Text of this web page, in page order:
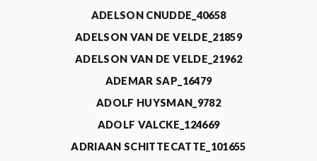
ADELSON CNUDDE_40658
ADELSON VAN DE VELDE_21859
ADELSON VAN DE VELDE_21962
ADEMAR SAP_16479
ADOLF HUYSMAN_9782
ADOLF VALCKE_124669
ADRIAAN SCHITTECATTE_101655